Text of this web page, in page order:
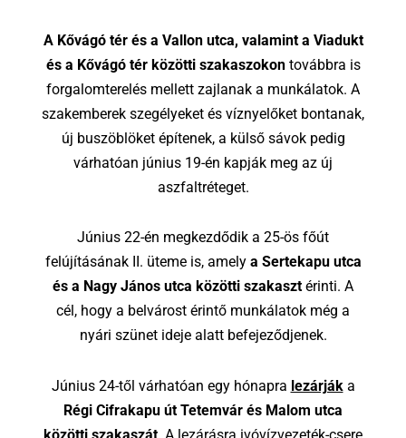
A Kővágó tér és a Vallon utca, valamint a Viadukt
és a Kővágó tér közötti szakaszokontovábbra is
forgalomterelés mellett zajlanak a munkálatok. A
szakemberek szegélyeket és víznyelőket bontanak,
új buszöblöket építenek, a külső sávok pedig
várhatóan június 19-én kapják meg az új
aszfaltréteget.
Június 22-én megkezdődik a 25-ös főút
felújításának II. üteme is, amely a Sertekapu utca
és a Nagy János utca közötti szakaszt érinti. A
cél, hogy a belvárost érintő munkálatok még a
nyári szünet ideje alatt befejeződjenek.
Június 24-től várhatóan egy hónapra lezárjáka
Régi Cifrakapu út Tetemvár és Malom utca